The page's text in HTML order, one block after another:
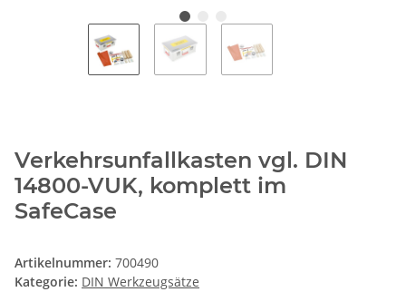
Verkehrsunfallkasten vgl. DIN
14800-VUK, komplett im
SafeCase
Artikelnummer: 700490
Kategorie: DIN Werkzeugsätze